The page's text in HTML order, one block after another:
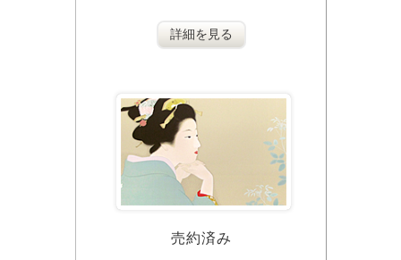
詳細を見る
売約済み